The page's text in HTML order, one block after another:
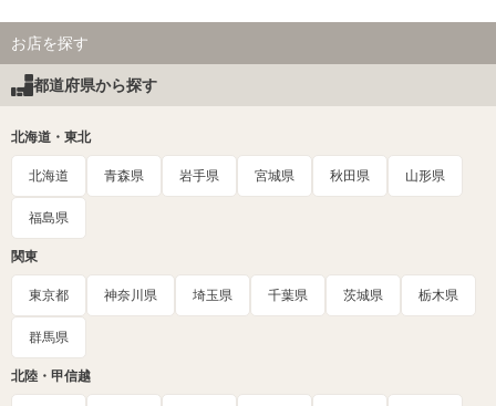
お店を探す
都道府県から探す
北海道・東北
北海道 青森県 岩手県 宮城県 秋田県 山形県
福島県
関東
東京都 神奈川県 埼玉県 千葉県 茨城県 栃木県
群馬県
北陸・甲信越